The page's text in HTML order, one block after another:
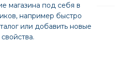
магазина под себя в
например быстро
или добавить новые
свойства.